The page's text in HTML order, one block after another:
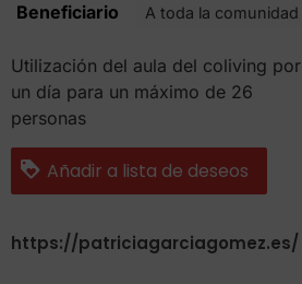
Beneficiario
A toda la comunidad
Utilización del aula del coliving por
un día para un máximo de 26
personas
Añadir a lista de deseos
https://patriciagarciagomez.es/